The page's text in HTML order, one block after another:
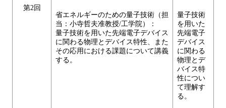
第2回
省エネルギーのための量子技術（担
当：小寺哲夫准教授/工学院）：
量子技術を用いた先端電子デバイス
に関わる物理とデバイス特性、また
その応用における課題について講義
する。
量子技術
を用いた
先端電子
デバイス
に関わる
物理とデ
バイス特
性につい
て理解す
る。